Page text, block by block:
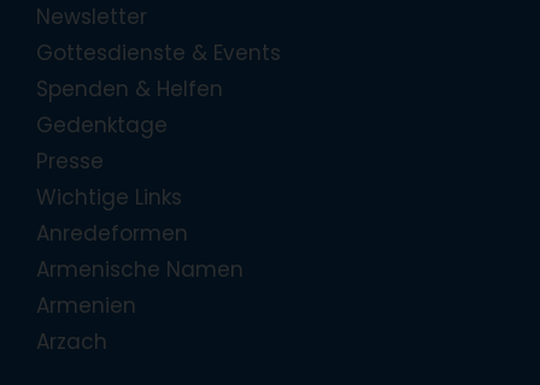
Newsletter
Gottesdienste & Events
Spenden & Helfen
Gedenktage
Presse
Wichtige Links
Anredeformen
Armenische Namen
Armenien
Arzach